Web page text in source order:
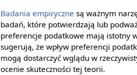
Badania empiryczne są ważnym
badań, które potwierdzają lub
preferencje podatkowe mają istotny
sugerują, że wpływ preferencji
mogą dostarczyć wglądu w
ocenie skuteczności tej teorii.